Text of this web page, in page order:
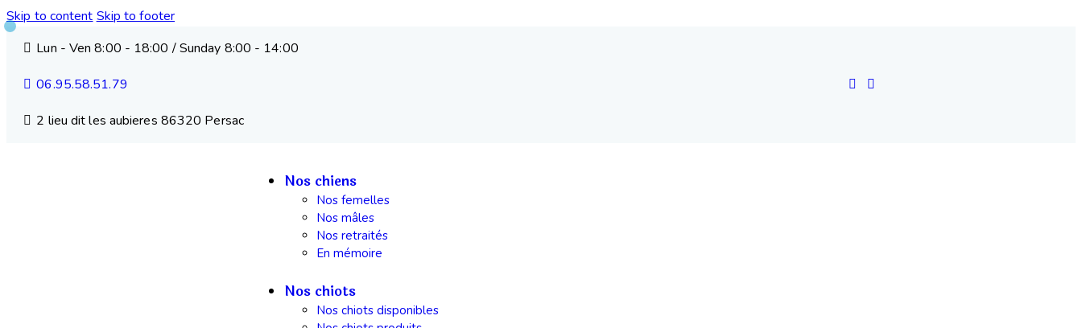
Skip to content Skip to footer
Lun - Ven 8:00 - 18:00 / Sunday 8:00 - 14:00
06.95.58.51.79
2 lieu dit les aubieres 86320 Persac
Nos chiens
Nos femelles
Nos mâles
Nos retraités
En mémoire
Nos chiots
Nos chiots disponibles